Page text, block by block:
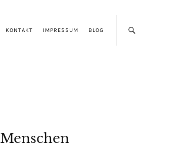
KONTAKT IMPRESSUM BLOG
Menschen